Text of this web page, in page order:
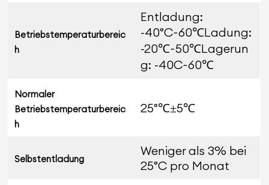
Betriebstemperaturbereic
h
Entladung:
-40°C~60℃Ladung:
-20℃~50℃Lagerun
g: -40C~60℃
Normaler
Betriebstemperaturbereic
h
25°℃±5℃
Selbstentladung
Weniger als 3% bei
25°C pro Monat